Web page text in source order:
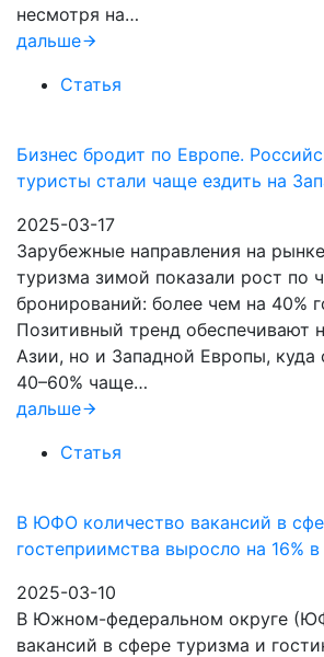
несмотря на…
дальше
Статья
Бизнес бродит по Европе.
туристы стали чаще ездить на
2025-03-17
Зарубежные направления на
туризма зимой показали рост по
бронирований: более чем на 40%
Позитивный тренд обеспечивают
Азии, но и Западной Европы, куда
40–60% чаще…
дальше
Статья
В ЮФО количество вакансий в
гостеприимства выросло на 16% в
2025-03-10
В Южном-федеральном округе
вакансий в сфере туризма и